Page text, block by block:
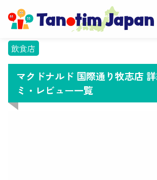
飲食店
マクドナルド 国際通り牧志店
ミ・レビュー一覧